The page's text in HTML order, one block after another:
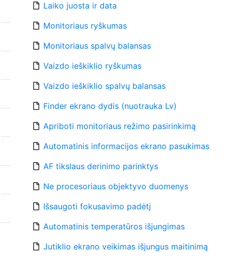
Laiko juosta ir data
Monitoriaus ryškumas
Monitoriaus spalvų balansas
Vaizdo ieškiklio ryškumas
Vaizdo ieškiklio spalvų balansas
Finder ekrano dydis (nuotrauka Lv)
Apriboti monitoriaus režimo pasirinkimą
Automatinis informacijos ekrano pasukimas
AF tikslaus derinimo parinktys
Ne procesoriaus objektyvo duomenys
Išsaugoti fokusavimo padėtį
Automatinis temperatūros išjungimas
Jutiklio ekrano veikimas išjungus maitinimą